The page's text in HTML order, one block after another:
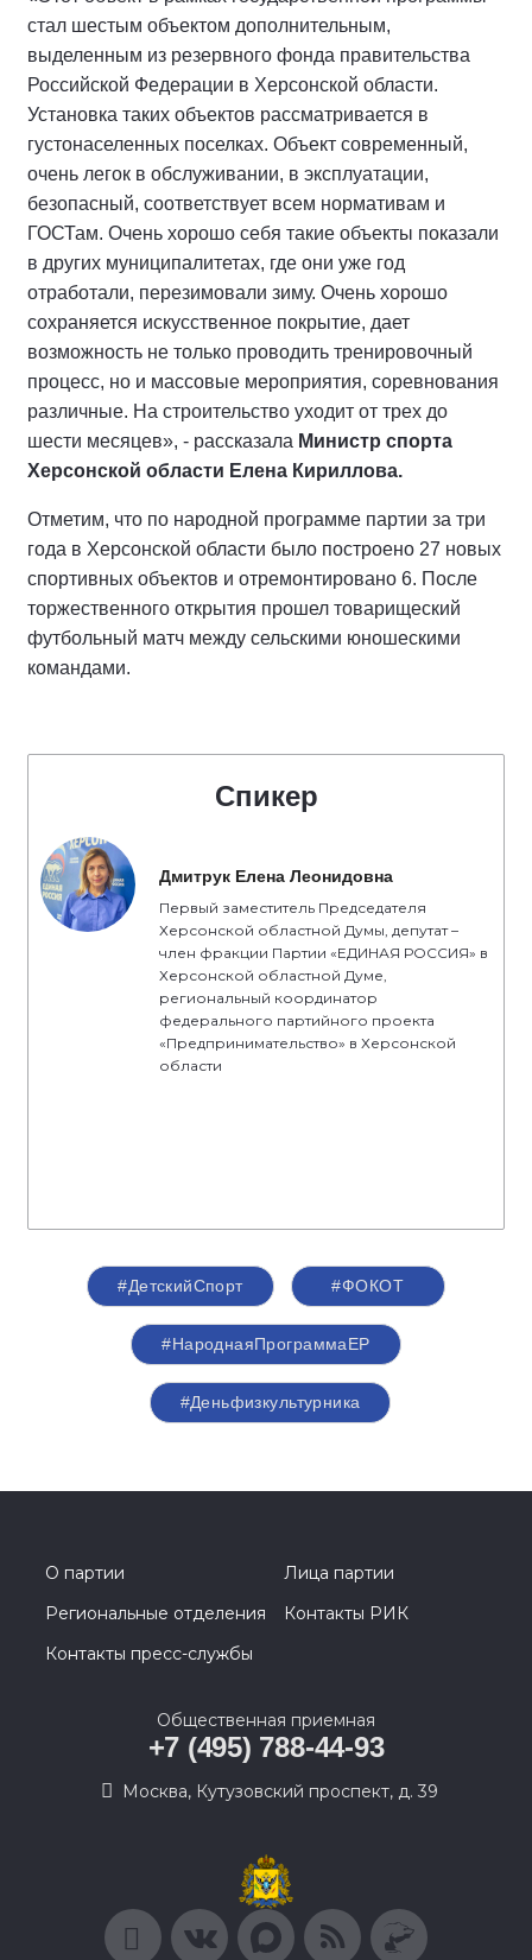
стал шестым объектом дополнительным,
выделенным из резервного фонда правительства
Российской Федерации в Херсонской области.
Установка таких объектов рассматривается в
густонаселенных поселках. Объект современный,
очень легок в обслуживании, в эксплуатации,
безопасный, соответствует всем нормативам и
ГОСТам. Очень хорошо себя такие объекты показали
в других муниципалитетах, где они уже год
отработали, перезимовали зиму. Очень хорошо
сохраняется искусственное покрытие, дает
возможность не только проводить тренировочный
процесс, но и массовые мероприятия, соревнования
различные. На строительство уходит от трех до
шести месяцев», - рассказала Министр спорта
Херсонской области Елена Кириллова.
Отметим, что по народной программе партии за три
года в Херсонской области было построено 27 новых
спортивных объектов и отремонтировано 6. После
торжественного открытия прошел товарищеский
футбольный матч между сельскими юношескими
командами.
Спикер
Дмитрук Елена Леонидовна
Первый заместитель Председателя
Херсонской областной Думы, депутат –
член фракции Партии «ЕДИНАЯ РОССИЯ» в
Херсонской областной Думе,
региональный координатор
федерального партийного проекта
«Предпринимательство» в Херсонской
области
#ДетскийСпорт #ФОКОТ
#НароднаяПрограммаЕР
#Деньфизкультурника
О партии
Лица партии
Региональные отделения
Контакты РИК
Контакты пресс-службы
Общественная приемная
+7 (495) 788-44-93
Москва, Кутузовский проспект, д. 39